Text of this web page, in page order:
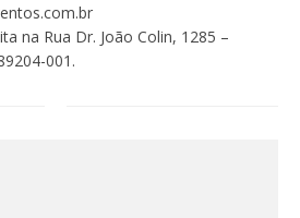
na Rua Dr. João Colin, 1285 –
001.